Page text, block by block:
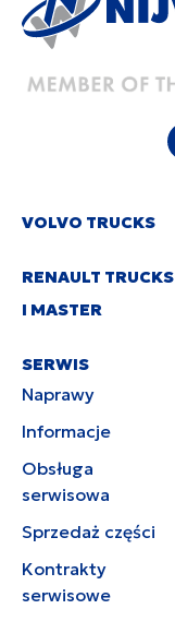
VOLVO TRUCKS
RENAULT TRUCKS
I MASTER
SERWIS
Naprawy
Informacje
Obsługa
serwisowa
Sprzedaż części
Kontrakty
serwisowe